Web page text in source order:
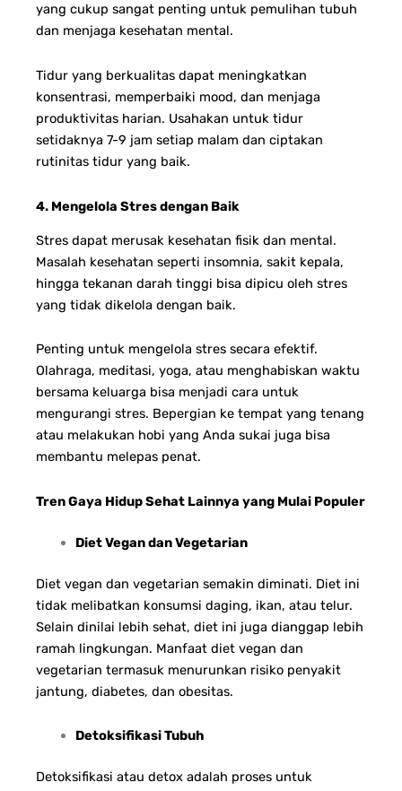
yang cukup sangat penting untuk pemulihan tubuh
dan menjaga kesehatan mental.
Tidur yang berkualitas dapat meningkatkan
konsentrasi, memperbaiki mood, dan menjaga
produktivitas harian. Usahakan untuk tidur
setidaknya 7-9 jam setiap malam dan ciptakan
rutinitas tidur yang baik.
4. Mengelola Stres dengan Baik
Stres dapat merusak kesehatan fisik dan mental.
Masalah kesehatan seperti insomnia, sakit kepala,
hingga tekanan darah tinggi bisa dipicu oleh stres
yang tidak dikelola dengan baik.
Penting untuk mengelola stres secara efektif.
Olahraga, meditasi, yoga, atau menghabiskan waktu
bersama keluarga bisa menjadi cara untuk
mengurangi stres. Bepergian ke tempat yang tenang
atau melakukan hobi yang Anda sukai juga bisa
membantu melepas penat.
Tren Gaya Hidup Sehat Lainnya yang Mulai Populer
Diet Vegan dan Vegetarian
Diet vegan dan vegetarian semakin diminati. Diet ini
tidak melibatkan konsumsi daging, ikan, atau telur.
Selain dinilai lebih sehat, diet ini juga dianggap lebih
ramah lingkungan. Manfaat diet vegan dan
vegetarian termasuk menurunkan risiko penyakit
jantung, diabetes, dan obesitas.
Detoksifikasi Tubuh
Detoksifikasi atau detox adalah proses untuk